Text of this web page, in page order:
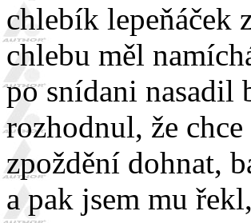
chlebík lepeňáček
chlebu měl
po snídani nasadil
rozhodnul, že
zpoždění dohnat,
a pak jsem mu